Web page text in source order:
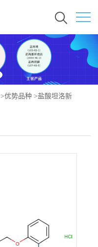
>优势品种 >盐酸坦洛新